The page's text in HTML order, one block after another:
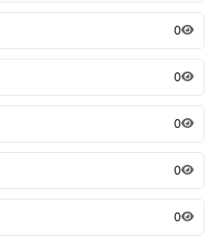
0
0
0
0
0